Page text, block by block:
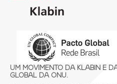
UM MOVIMENTO DA KLABIN E
GLOBAL DA ONU.